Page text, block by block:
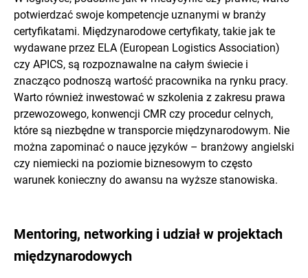
potwierdzać swoje kompetencje uznanymi w branży
certyfikatami. Międzynarodowe certyfikaty, takie jak te
wydawane przez ELA (European Logistics Association)
czy APICS, są rozpoznawalne na całym świecie i
znacząco podnoszą wartość pracownika na rynku pracy.
Warto również inwestować w szkolenia z zakresu prawa
przewozowego, konwencji CMR czy procedur celnych,
które są niezbędne w transporcie międzynarodowym. Nie
można zapominać o nauce języków – branżowy angielski
czy niemiecki na poziomie biznesowym to często
warunek konieczny do awansu na wyższe stanowiska.
Mentoring, networking i udział w projektach
międzynarodowych